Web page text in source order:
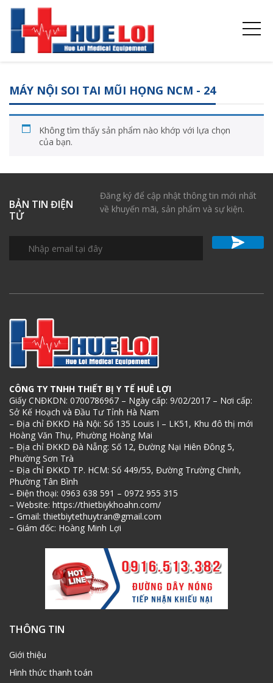
MÁY NỘI SOI TAI MŨI HỌNG NCM - 24
Không tìm thấy sản phẩm nào khớp với lựa chọn
của bạn.
BẢN TIN ĐIỆN
TỬ
Đăng ký để cập nhật thông tin mới nhất
về khuyến mãi, sản phẩm và sự kiện.
CÔNG TY TNHH THIẾT BỊ Y TẾ HUÊ LỢI
Giấy CNĐKDN: 0700786967 – Ngày cấp: 9/02/2017 – Nơi cấp:
Sở Kế Hoạch và Đầu Tư Tỉnh Hà Nam
– Địa chỉ ĐKKD Hà Nội: Số 135 Louis I – LK51, Khu đô thị mới
Hoàng Văn Thụ, Phường Hoàng Mai
– Địa chỉ ĐKKD Đà Nẵng: Số 12, Đường Nại Hiên Đông 5,
Phường Sơn Trà
– Địa chỉ ĐKKD TP. HCM: Số 449/55, Đường Trường Chinh,
Phường Tân Bình
– Điện thoại: 0963 638 591 – 0972 955 315
– Website: https://thietbiykhoahn.com/
– Gmail: thietbiytethuytran@gmail.com
– Giám đốc: Hoàng Minh Lợi
THÔNG TIN
Giới thiệu
Hình thức thanh toán